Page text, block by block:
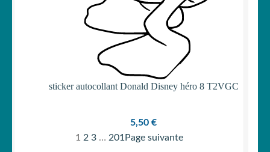
sticker autocollant Donald Disney héro 8 T2VGC
5,50 €
1 2 3 … 201 Page suivante